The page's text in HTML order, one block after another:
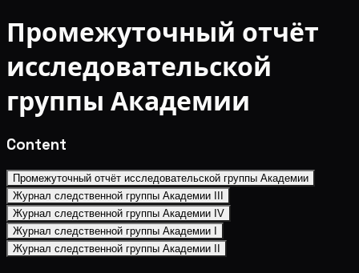
Промежуточный отчёт
исследовательской
группы Академии
Content
Промежуточный отчёт исследовательской группы Академии
Журнал следственной группы Академии III
Журнал следственной группы Академии IV
Журнал следственной группы Академии I
Журнал следственной группы Академии II